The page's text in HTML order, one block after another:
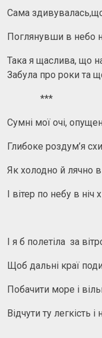
Сама
Поглянувши в небо
Така я щаслива, що
Забула про роки та
***
Сумні мої очі,
Глибоке роздум’я
Як холодно й лячно
І вітер по небу в
І я б полетіла за
Щоб дальні краї
Побачити море і
Відчути ту легкість